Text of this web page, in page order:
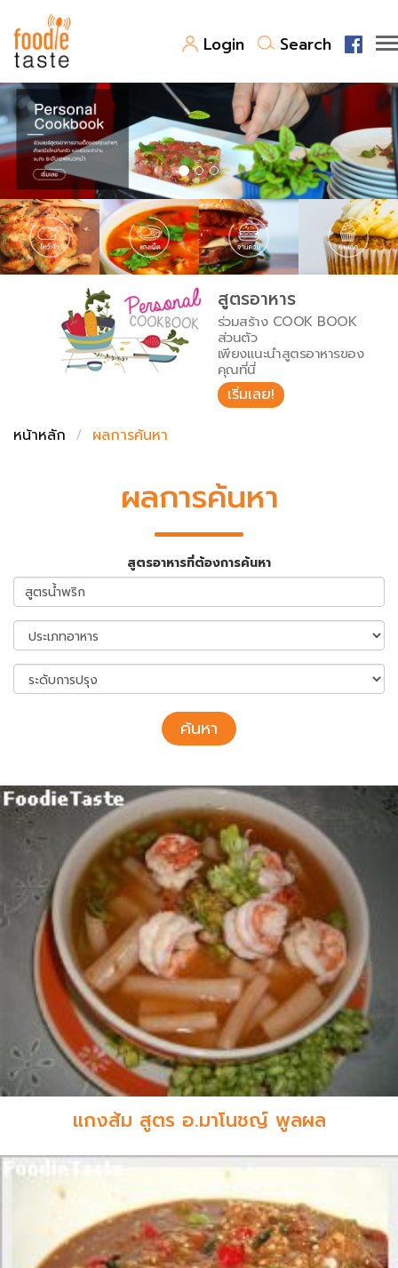
Login Search
สูตรอาหาร
สูตรอาหารล่าสุด
Top Foodie
พาไปชิม
สารพันก้นครัว
เคล็ดลับน่ารู้
เปรียบเทียบหน่วยการตวง
เปรียบเทียบอุณหภูมิ
เปรียบเทียบน้ำหนักวัตถุดิบ
FoodPedia
สร้าง Cookbook
สูตรอาหาร
ร่วมสร้าง COOK BOOK
ส่วนตัว
เพียงแนะนำสูตรอาหารของ
คุณที่นี่
เริ่มเลย!
หน้าหลัก
ผลการค้นหา
ผลการค้นหา
สูตรอาหารที่ต้องการค้นหา
ค้นหา
แกงส้ม สูตร อ.มาโนชญ์ พูลผล